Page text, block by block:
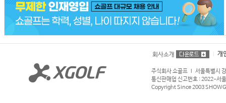
회사소개 개
주식회사 쇼골프 l 서울특별시
통신판매업 신고번호 : 2022-
Copyright Since 2003